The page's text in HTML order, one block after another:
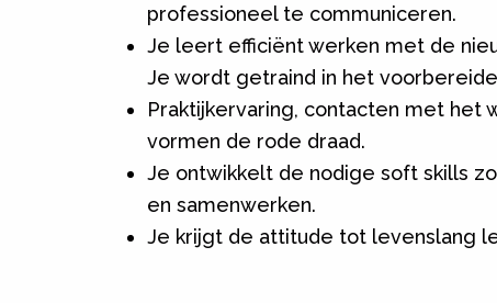
professioneel te communiceren.
Je leert efficiënt werken met de
Je wordt getraind in het
Praktijkervaring, contacten met
vormen de rode draad.
Je ontwikkelt de nodige soft skills
en samenwerken.
Je krijgt de attitude tot levenslang